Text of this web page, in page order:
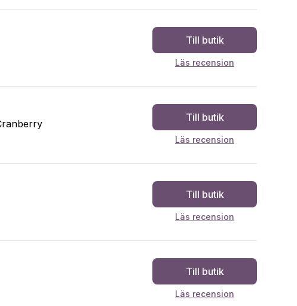
Till butik
Läs recension
Till butik
Läs recension
Till butik
Läs recension
Till butik
Läs recension